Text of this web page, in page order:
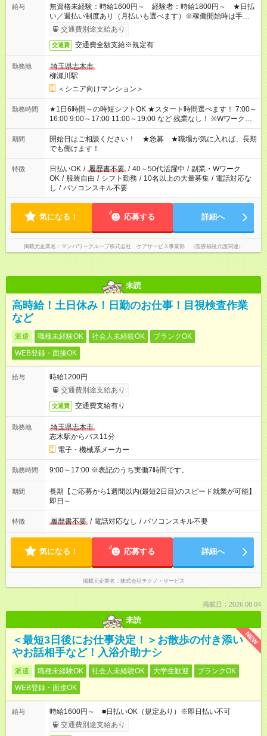
給与
無資格未経験：時給1600円～ 経験者：時給1800円～ ★日払
い／週払い制度あり（月払いも選べます）※稼働開始時は手続き
完了次第のお支払いとなります。
交通費別途支給あり
交通費 交通費全額支給※規定有
勤務地
埼玉県志木市
柳瀬川駅
＜シニア向けマンション＞
勤務時間
★1日6時間～の時短シフトOK ★スタート時間選べます！ 7:00～
16:00 9:00～17:00 11:00～19:00 など 残業なし！ ※Wワークの
場合、他のお仕事と合わせ週40時間超の就業はご案内できませ
ん ※法令に基づき、週20時間以上勤務は社会保険への加入対象
となります ※労働者派遣法（日雇い派遣の原則禁止）により、
短時間・短期間の就業はご案内が難しい場合があります
期間
開始日はご相談ください！ ★急募 ★職場が気に入れば、長期
でも働けます！
特徴 日払いOK / 履歴書不要 / 40～50代活躍中 / 副業・Wワーク
OK / 服装自由 / シフト勤務 / 10名以上の大量募集 / 電話対応な
し / パソコンスキル不要
気になる！ 応募する 詳細へ
掲載元企業名 マンパワーグループ株式会社 ケアサービス事業部 （医療福祉介護関連）
未読
高時給！土日休み！日勤のお仕事！目視検査作業
など
派遣 職種未経験OK 社会人未経験OK
ブランクOK
WEB登録・面接OK
給与
時給1200円
交通費別途支給あり
交通費 交通費支給有り
勤務地
埼玉県志木市
志木駅からバス11分
電子・機械系メーカー
勤務時間 9:00～17:00 ※表記のうち実働7時間です。
期間
長期【ご応募から1週間以内(最短2日目)のスピード就業が可能】
即日～
特徴 履歴書不要 / 電話対応なし / パソコンスキル不要
気になる！ 応募する 詳細へ
掲載元企業名 株式会社テクノ・サービス
掲載日：2026.08.04
未読
NEW
＜最短3日後にお仕事決定！＞お散歩の付き添い
やお話相手など！入浴介助ナシ
派遣 職種未経験OK 社会人未経験OK 大学生歓迎
ブランクOK
WEB登録・面接OK
給与
時給1600円～ ■日払いOK（規定あり）※即日払い不可
交通費別途支給あり